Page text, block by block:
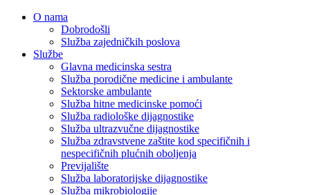
O nama
Dobrodošli
Služba zajedničkih poslova
Službe
Glavna medicinska sestra
Služba porodične medicine i ambulante
Sektorske ambulante
Služba hitne medicinske pomoći
Služba radiološke dijagnostike
Služba ultrazvučne dijagnostike
Služba zdravstvene zaštite kod specifičnih i
nespecifičnih plućnih oboljenja
Previjalište
Služba laboratorijske dijagnostike
Služba mikrobiologije